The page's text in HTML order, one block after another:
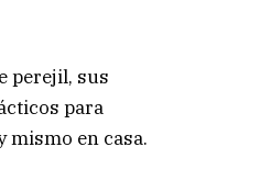
perejil, sus
para
mismo en casa.